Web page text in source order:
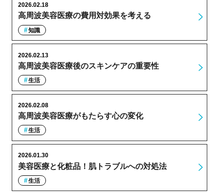
高周波美容医療の費用対効果を考える
2026.02.18
知識
高周波美容医療後のスキンケアの重要性
2026.02.13
生活
高周波美容医療がもたらす心の変化
2026.02.08
生活
美容医療と化粧品！肌トラブルへの対処法
2026.01.30
生活